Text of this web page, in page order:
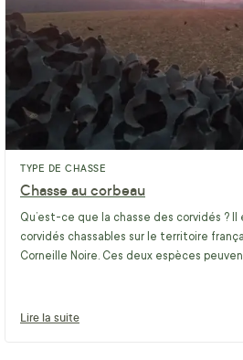
TYPE DE CHASSE
Chasse au corbeau
Qu’est-ce que la chasse des corvidés ?
corvidés chassables sur le territoire
Corneille Noire. Ces deux espèces
Lire la suite